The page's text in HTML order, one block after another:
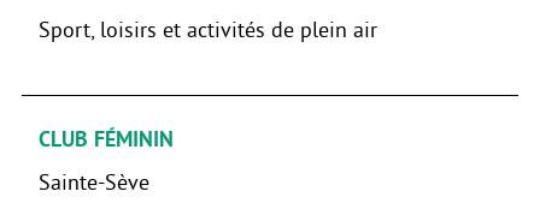
Sport, loisirs et activités de plein air
CLUB FÉMININ
Sainte-Sève